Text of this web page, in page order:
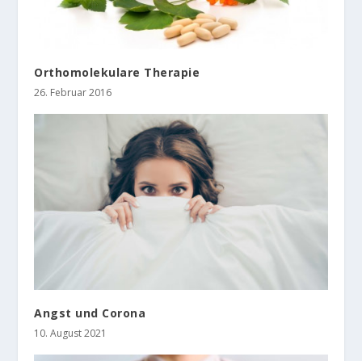
Orthomolekulare Therapie
26. Februar 2016
Angst und Corona
10. August 2021